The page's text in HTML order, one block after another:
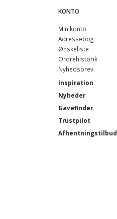
KONTO
Min konto
Adressebog
Ønskeliste
Ordrehistorik
Nyhedsbrev
Inspiration
Nyheder
Gavefinder
Trustpilot
Afhentningstilbud